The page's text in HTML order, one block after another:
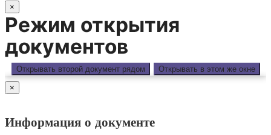
×
Режим открытия
документов
Открывать второй документ рядом Открывать в этом же окне
×
Информация о документе